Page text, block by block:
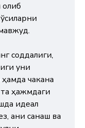
соддалиги,
уни
чакана
ҳажмдаги
идеал
аниқ санаш ва